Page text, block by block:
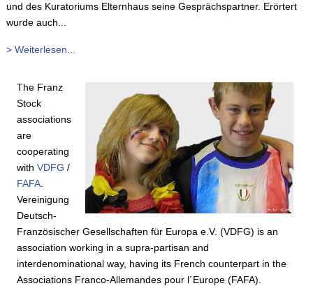
und des Kuratoriums Elternhaus seine Gesprächspartner. Erörtert
wurde auch...
> Weiterlesen...
The Franz
Stock
associations
are
cooperating
with VDFG /
FAFA.
Vereinigung
Deutsch-
Französischer Gesellschaften für Europa e.V. (VDFG) is an
association working in a supra-partisan and
interdenominational way, having its French counterpart in the
Associations Franco-Allemandes pour l´Europe (FAFA).